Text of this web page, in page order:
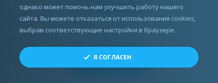
однако может помочь нам улучшить работу нашего
сайта. Вы можете отказаться от использования cookies,
выбрав соответствующие настройки в браузере.
Я СОГЛАСЕН